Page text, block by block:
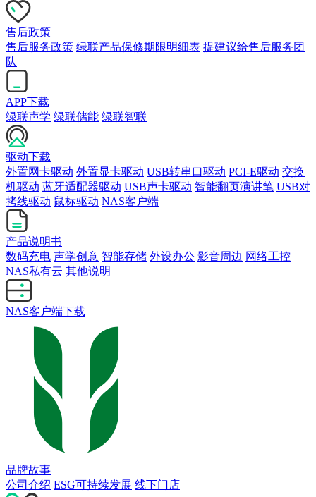
售后政策
售后服务政策 绿联产品保修期限明细表 提建议给售后服务团
队
APP下载
绿联声学 绿联储能 绿联智联
驱动下载
外置网卡驱动 外置显卡驱动 USB转串口驱动 PCI-E驱动 交换
机驱动 蓝牙适配器驱动 USB声卡驱动 智能翻页演讲笔 USB对
拷线驱动 鼠标驱动 NAS客户端
产品说明书
数码充电 声学创意 智能存储 外设办公 影音周边 网络工控
NAS私有云 其他说明
NAS客户端下载
品牌故事
公司介绍 ESG可持续发展 线下门店